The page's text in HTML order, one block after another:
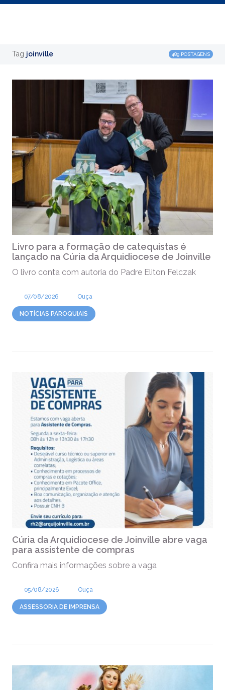
Tag joinville 489 POSTAGENS
Livro para a formação de catequistas é
lançado na Cúria da Arquidiocese de Joinville
O livro conta com autoria do Padre Eliton Felczak
07/08/2026 Ouça
NOTÍCIAS PAROQUIAIS
Cúria da Arquidiocese de Joinville abre vaga
para assistente de compras
Confira mais informações sobre a vaga
05/08/2026 Ouça
ASSESSORIA DE IMPRENSA